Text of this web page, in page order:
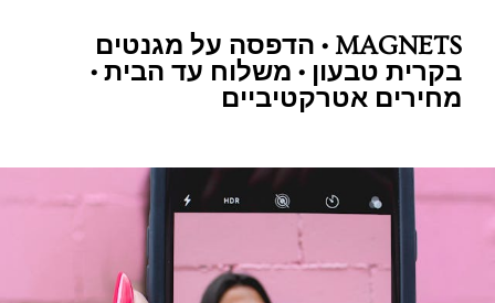
MAGNETS • הדפסה על מגנטים
בקרית טבעון • משלוח עד הבית •
מחירים אטרקטיביים